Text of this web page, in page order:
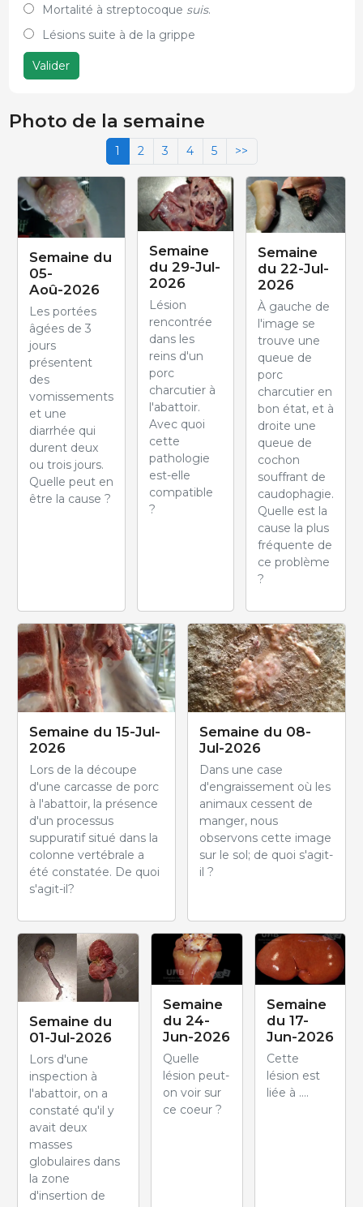
Mortalité à streptocoque suis.
Lésions suite à de la grippe
Valider
Photo de la semaine
1 2 3 4 5 >>
Semaine du
05-
Aoû-2026
Les portées
âgées de 3
jours
présentent
des
vomissements
et une
diarrhée qui
durent deux
ou trois jours.
Quelle peut en
être la cause ?
Semaine
du 29-Jul-
2026
Lésion
rencontrée
dans les
reins d'un
porc
charcutier à
l'abattoir.
Avec quoi
cette
pathologie
est-elle
compatible
?
Semaine
du 22-Jul-
2026
À gauche de
l'image se
trouve une
queue de
porc
charcutier en
bon état, et à
droite une
queue de
cochon
souffrant de
caudophagie.
Quelle est la
cause la plus
fréquente de
ce problème
?
Semaine du 15-Jul-
2026
Lors de la découpe
d'une carcasse de porc
à l'abattoir, la présence
d'un processus
suppuratif situé dans la
colonne vertébrale a
été constatée. De quoi
s'agit-il?
Semaine du 08-
Jul-2026
Dans une case
d'engraissement où les
animaux cessent de
manger, nous
observons cette image
sur le sol; de quoi s'agit-
il ?
Semaine du
01-Jul-2026
Lors d'une
inspection à
l'abattoir, on a
constaté qu'il y
avait deux
masses
globulaires dans
la zone
d'insertion de
Semaine
du 24-
Jun-2026
Quelle
lésion peut-
on voir sur
ce coeur ?
Semaine
du 17-
Jun-2026
Cette
lésion est
liée à ....